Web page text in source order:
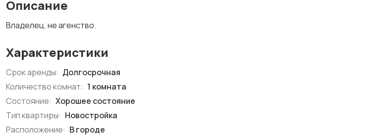
Описание
Владелец, не агенство.
Характеристики
Срок аренды: Долгосрочная
Количество комнат: 1 комната
Состояние: Хорошее состояние
Тип квартиры: Новостройка
Расположение: В городе